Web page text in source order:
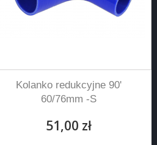
Kolanko redukcyjne 90'
60/76mm -S
51,00 zł